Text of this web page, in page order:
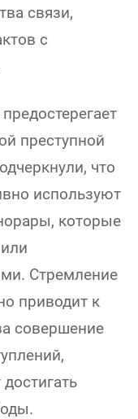
связи,
с
преступной
что
используют
которые
Стремление
приводит к
совершение